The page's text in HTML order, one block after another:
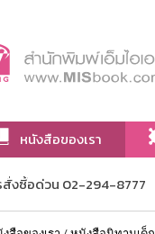
หนังสือของเรา
กับเรา
สั่งซื้อด่วน 02-294-8777